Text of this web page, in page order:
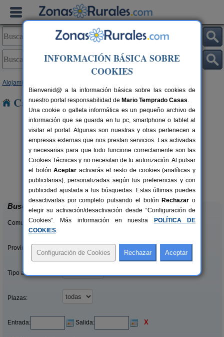
Alojamientos
Casas Rurales cerca de Mera
10+2 pers.
desde20 €
Casa Guillermo
Santiago de Reinante (Lugo)
Buscar
Comunidades:
Provincias/Islas:
Tipo alquiler:
Plazas:
Entrada: Salida: X
INFORMACIÓN BÁSICA SOBRE
COOKIES
Bienvenid@ a la información básica sobre las cookies de
nuestro portal responsabilidad de Mario Temprado Casas.
Una cookie o galleta informática es un pequeño archivo de
información que se guarda en tu pc, smartphone o tablet al
visitar el portal. Algunas son nuestras y otras pertenecen a
empresas externas que nos prestan servicios. Las activadas
y necesarias para que todo funcione correctamente son las
Cookies Técnicas y no necesitan de tu autorización. Al pulsar
el botónAceptar activarás el resto de cookies (analíticas y
publicitarias), personalizadas según tus preferencias y con
publicidad ajustada a tus búsquedas. Estas últimas puedes
desactivarlas por completo pulsando el botón Rechazar o
elegir su activación/desactivación desde “Configuración de
Cookies”. Más información en nuestra
POLÍTICA DE
COOKIES.